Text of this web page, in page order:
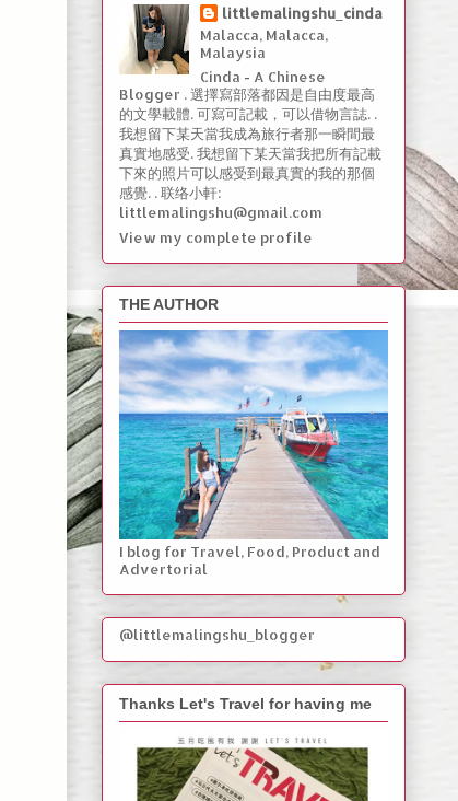
littlemalingshu_cinda
Malacca, Malacca,
Malaysia
Cinda - A Chinese
Blogger . 選擇寫部落都因是自由度最高
的文學載體. 可寫可記載，可以借物言誌. .
我想留下某天當我成為旅行者那一瞬間最
真實地感受. 我想留下某天當我把所有記載
下來的照片可以感受到最真實的我的那個
感覺. . 联络小軒:
littlemalingshu@gmail.com
View my complete profile
THE AUTHOR
I blog for Travel, Food, Product and
Advertorial
@littlemalingshu_blogger
Thanks Let's Travel for having me